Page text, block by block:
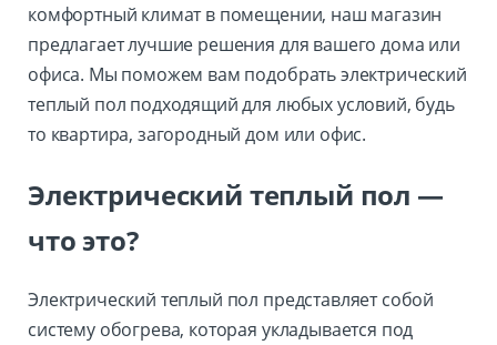
комфортный климат в помещении, наш магазин
предлагает лучшие решения для вашего дома или
офиса. Мы поможем вам подобрать электрический
теплый пол подходящий для любых условий, будь
то квартира, загородный дом или офис.
Электрический теплый пол —
что это?
Электрический теплый пол представляет собой
систему обогрева, которая укладывается под